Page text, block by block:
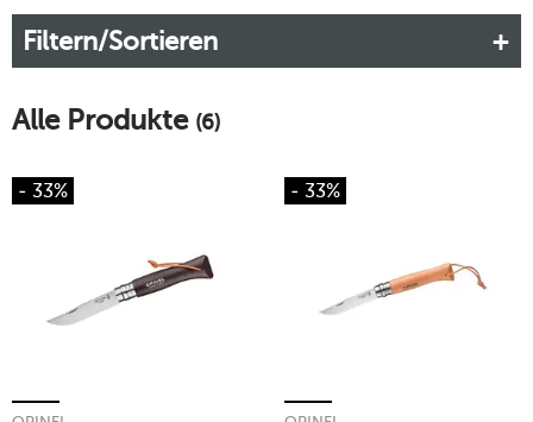
Filtern/Sortieren
Alle Produkte (6)
- 33% - 33%